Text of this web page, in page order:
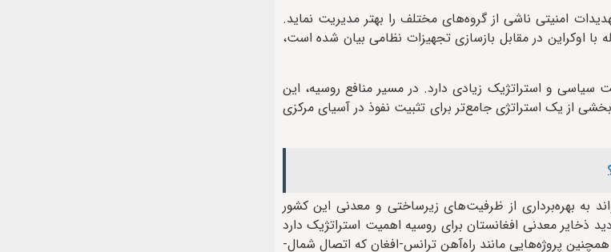
امنیتی ناشی از گروه‌های مختلف را بهتر مدیریت نماید.
با اوکراین در مقابل بازسازی تجهیزات نظامی بیان شده است،
و استراتژیک زیادی دارد. در مسیر منافع روسیه، این
از یک استراتژی جامع‌تر برای تثبیت نفوذ در آسیای مرکزی
به بهره‌برداری از ظرفیت‌های زیرساختی و معدنی این کشور
ذخایر معدنی افغانستان برای روسیه اهمیت استراتژیک دارد
پروژه‌هایی مانند راه‌آهن ترانس-افغان که اتصال شمال-